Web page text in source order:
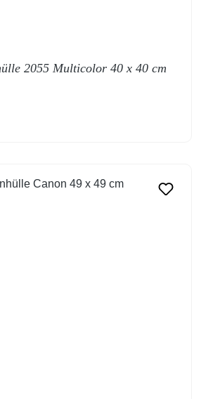
2055 Multicolor 40 x 40 cm